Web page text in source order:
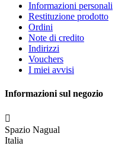
Informazioni personali
Restituzione prodotto
Ordini
Note di credito
Indirizzi
Vouchers
I miei avvisi
Informazioni sul negozio

Spazio Nagual
Italia